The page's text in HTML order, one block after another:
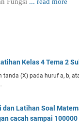
Fungsi ... read more
Kelas 4 Tema 2
tanda (X) pada huruf a, b,
dan Latihan Soal
cacah sampai 100000